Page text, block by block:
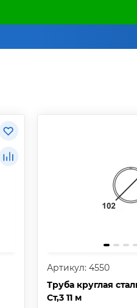
Артикул: 4550
Труба круглая
Ст,3 11 м